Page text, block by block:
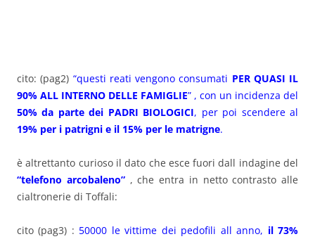
cito: (pag2) “questi reati vengono consumati PER QUASI IL
90% ALL INTERNO DELLE FAMIGLIE” , con un incidenza del
50% da parte dei PADRI BIOLOGICI, per poi scendere al
19% per i patrigni e il 15% per le matrigne.
è altrettanto curioso il dato che esce fuori dall indagine del
“telefono arcobaleno”, che entra in netto contrasto alle
cialtronerie di Toffali:
cito (pag3) : 50000 le vittime dei pedofili all anno, il 73%